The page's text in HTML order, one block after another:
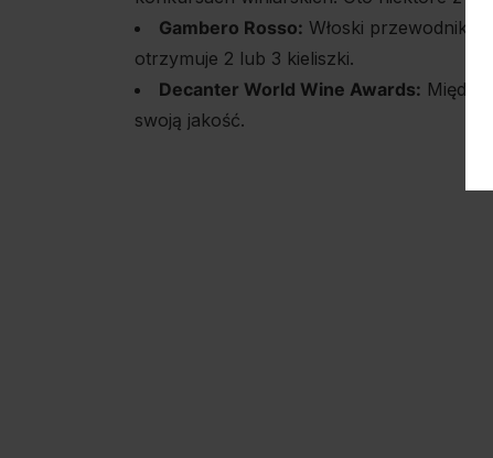
Gambero Rosso: Włoski przewodnik
otrzymuje 2 lub 3 kieliszki.
Decanter World Wine Awards:
swoją jakość.